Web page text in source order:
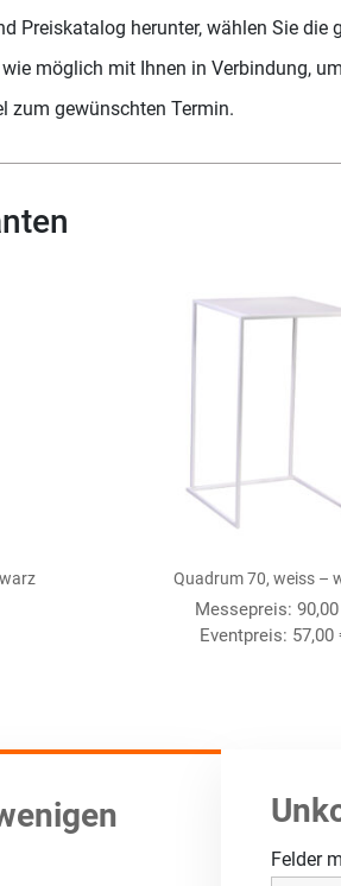
Preiskatalog herunter, wählen Sie
möglich mit Ihnen in Verbindung,
zum gewünschten Termin.
Quadrum 70, weiss –
Messepreis: 90,00
Eventpreis: 57,00
Felder